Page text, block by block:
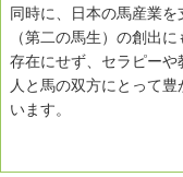
同時に、日本の馬産業
（第二の馬生）の創出
存在にせず、セラピーや
人と馬の双方にとって
います。